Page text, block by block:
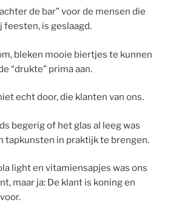
de bar” voor de mensen die
feesten, is geslaagd.
bleken mooie biertjes te kunnen
“drukte” prima aan.
echt door, die klanten van ons.
begerig of het glas al leeg was
tapkunsten in praktijk te brengen.
light en vitamiensapjes was ons
maar ja: De klant is koning en